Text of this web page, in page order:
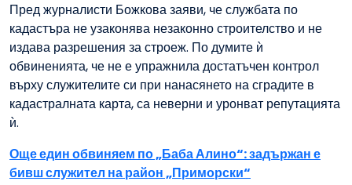
Пред журналисти Божкова заяви, че службата по
кадастъра не узаконява незаконно строителство и не
издава разрешения за строеж. По думите ѝ
обвиненията, че не е упражнила достатъчен контрол
върху служителите си при нанасянето на сградите в
кадастралната карта, са неверни и уронват репутацията
ѝ.
Още един обвиняем по „Баба Алино“: задържан е
бивш служител на район „Приморски“